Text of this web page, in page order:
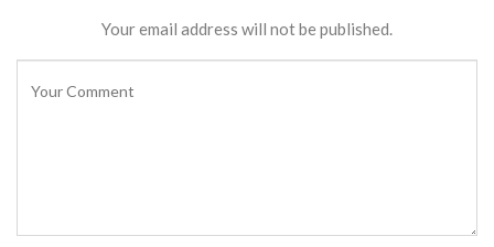
Your email address will not be published.